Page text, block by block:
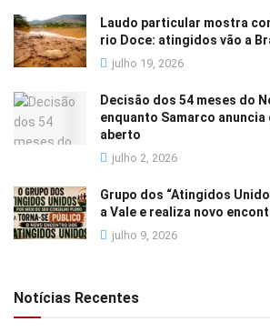
Laudo particular mostra
rio Doce: atingidos vão a
julho 19, 2026
Decisão dos 54 meses do
enquanto Samarco anuncia
aberto
julho 2, 2026
Grupo dos “Atingidos
a Vale e realiza novo
julho 9, 2026
Notícias Recentes